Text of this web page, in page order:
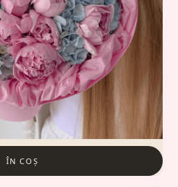
ÎN COȘ